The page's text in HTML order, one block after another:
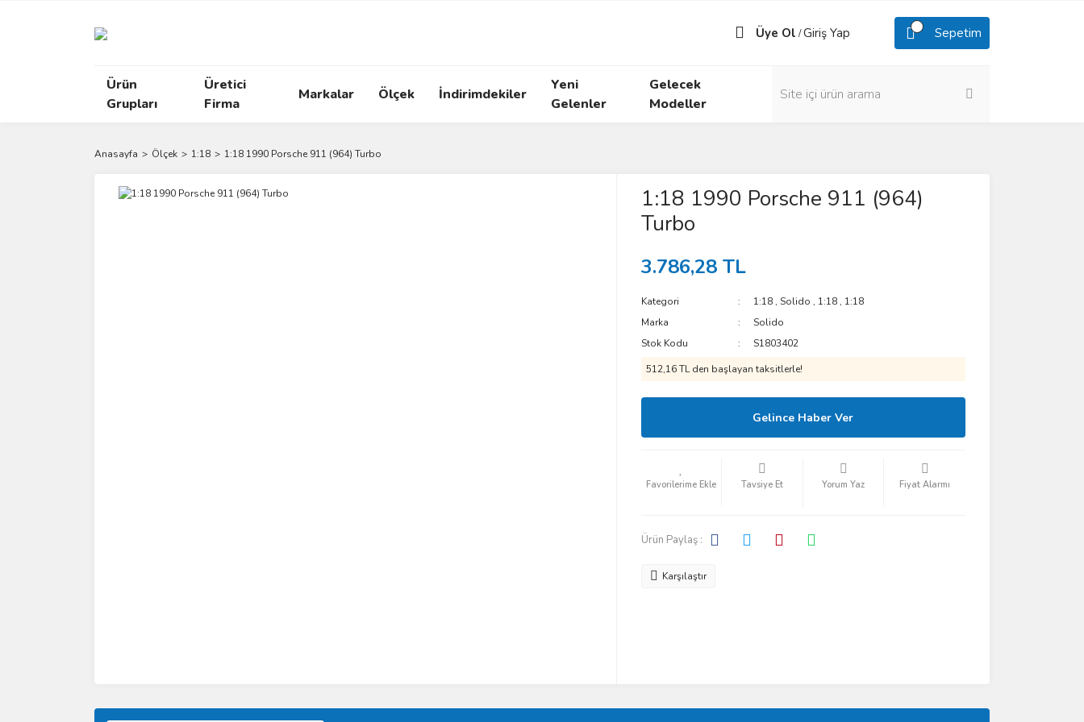
Üye Ol /Giriş Yap Sepetim
Ürün
Grupları
Üretici
Firma
Markalar Ölçek İndirimdekiler
Yeni
Gelenler
Gelecek
Modeller
Anasayfa Ölçek 1:18 1:18 1990 Porsche 911 (964) Turbo
1:18 1990 Porsche 911 (964)
Turbo
3.786,28 TL
Kategori 1:18 ,Solido , 1:18 , 1:18
Marka
Solido
Stok Kodu
S1803402
512,16 TL den başlayan taksitlerle!
Gelince Haber Ver
Tavsiye Et Yorum Yaz Fiyat Alarmı
Ürün Paylaş :
Karşılaştır